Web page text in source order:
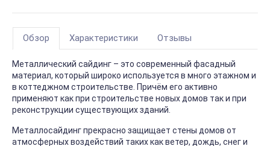
Обзор Характеристики Отзывы
Металлический сайдинг – это современный фасадный
материал, который широко используется в много этажном и
в коттеджном строительстве. Причём его активно
применяют как при строительстве новых домов так и при
реконструкции существующих зданий.
Металлосайдинг прекрасно защищает стены домов от
атмосферных воздействий таких как ветер, дождь, снег и